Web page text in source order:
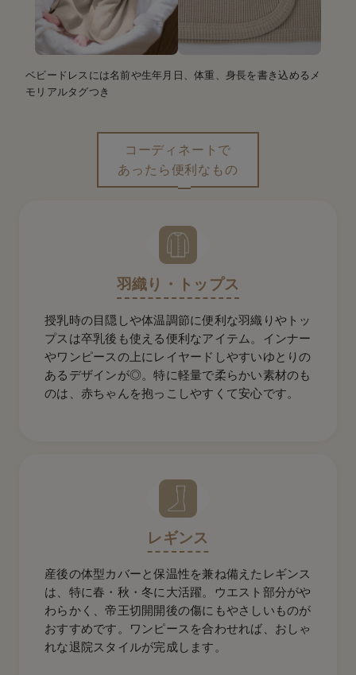
ベビードレスには名前や生年月日、体重、身長を書き込めるメ
モリアルタグつき
コーディネートで
あったら便利なもの
羽織り・トップス
授乳時の目隠しや体温調節に便利な羽織りやトッ
プスは卒乳後も使える便利なアイテム。インナー
やワンピースの上にレイヤードしやすいゆとりの
あるデザインが◎。特に軽量で柔らかい素材のも
のは、赤ちゃんを抱っこしやすくて安心です。
レギンス
産後の体型カバーと保温性を兼ね備えたレギンス
は、特に春・秋・冬に大活躍。ウエスト部分がや
わらかく、帝王切開開後の傷にもやさしいものが
おすすめです。ワンピースを合わせれば、おしゃ
れな退院スタイルが完成します。